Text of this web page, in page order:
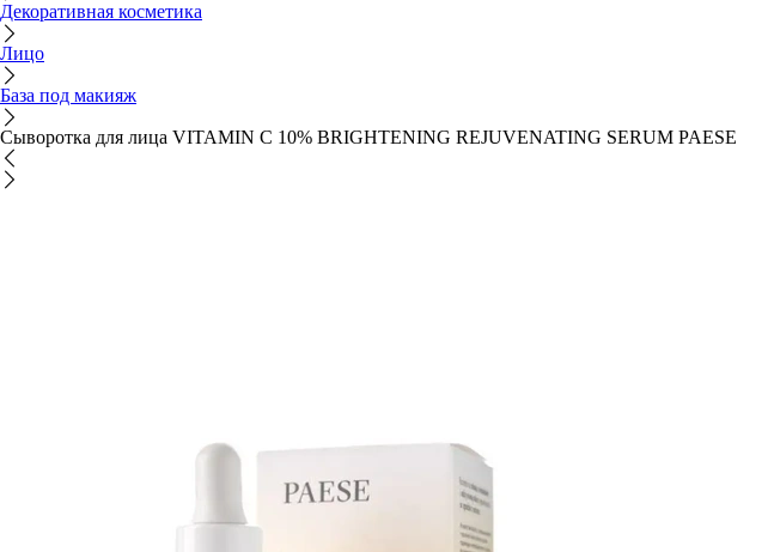
Декоративная косметика
Лицо
База под макияж
Сыворотка для лица VITAMIN C 10% BRIGHTENING REJUVENATING SERUM PAESE